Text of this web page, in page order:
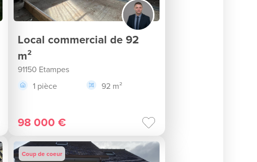
Local commercial de 92
m²
91150 Etampes
1 pièce
92 m²
98 000 €
Coup de coeur